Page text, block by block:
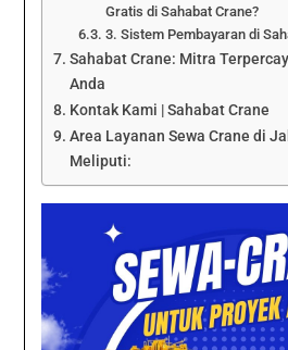
Gratis di Sahabat Crane?
3. Sistem Pembayaran di
Sahabat Crane: Mitra
Anda
Kontak Kami | Sahabat Crane
Area Layanan Sewa Crane di
Meliputi: